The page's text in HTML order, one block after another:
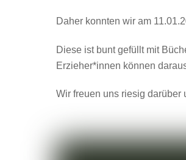
Daher konnten wir am
Diese ist bunt gefüllt mit
Erzieher*innen können
Wir freuen uns riesig darüber